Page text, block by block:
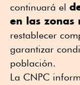
continuará el
en las zonas
restablecer
garantizar
población.
La CNPC